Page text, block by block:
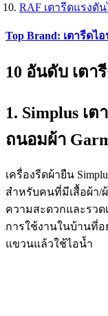
RAF เตารีดแรงดั
Top Brand: เตารีด
10 อันดับ เตา
1. Simplus เ
ถนอมผ้า
เครื่องรีดผ้ายืน
สำหรับคนที่มีเสื้อผ้า/
ความสะดวกและรวด
การใช้งานในบ้านที่อ
แขวนแล้วใช้ไอน้ำ